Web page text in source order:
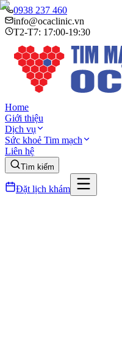
0938 237 460
info@ocaclinic.vn
T2-T7: 17:00-19:30
Home
Giới thiệu
Dịch vụ
Sức khoẻ Tim mạch
Liên hệ
Tìm kiếm
Đặt lịch khám